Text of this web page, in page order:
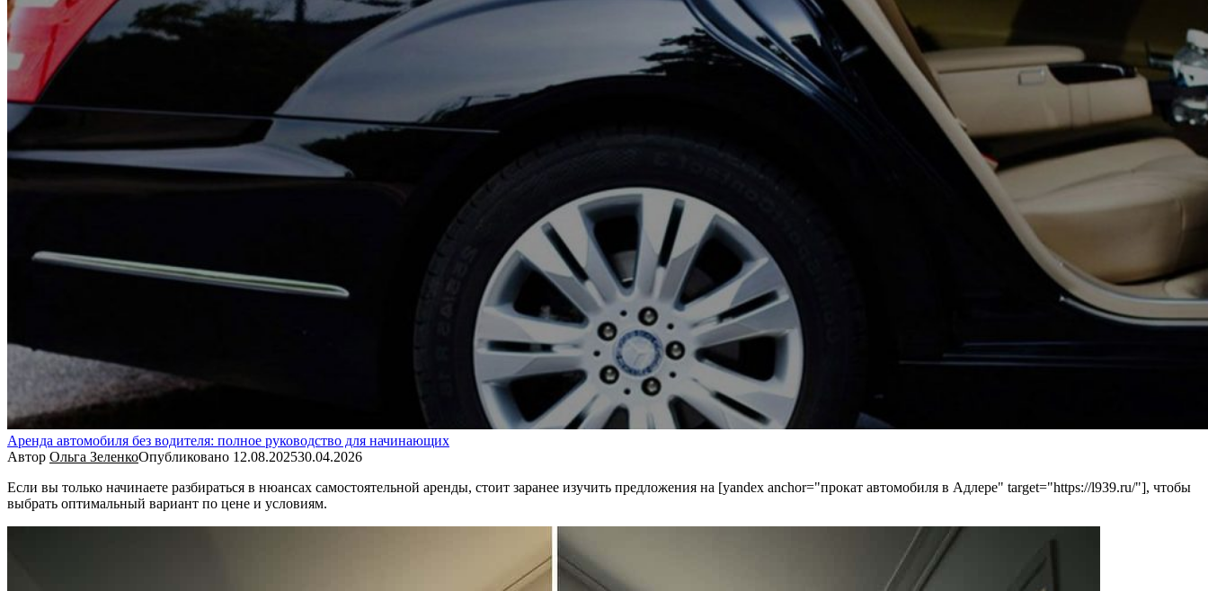
Аренда автомобиля без водителя: полное руководство для начинающих
Автор Ольга ЗеленкоОпубликовано 12.08.202530.04.2026
Если вы только начинаете разбираться в нюансах самостоятельной аренды, стоит заранее изучить предложения на [yandex anchor="прокат автомобиля в Адлере" target="https://l939.ru/"], чтобы
выбрать оптимальный вариант по цене и условиям.